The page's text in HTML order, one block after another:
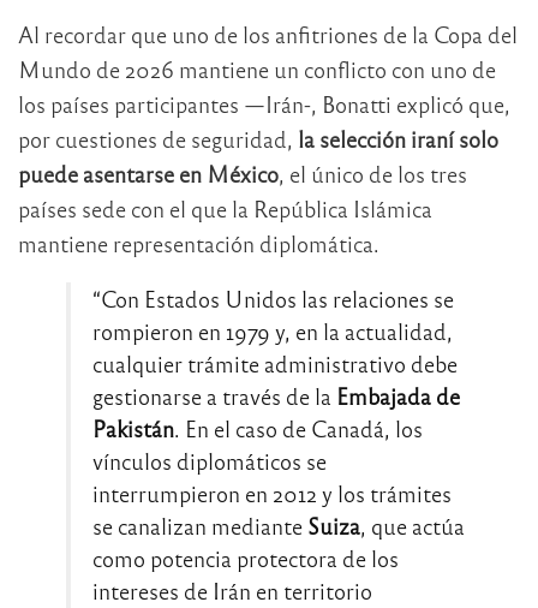
Al recordar que uno de los anfitriones de la Copa del
Mundo de 2026 mantiene un conflicto con uno de
los países participantes —Irán-, Bonatti explicó que,
por cuestiones de seguridad, la selección iraní solo
puede asentarse en México, el único de los tres
países sede con el que la República Islámica
mantiene representación diplomática.
“Con Estados Unidos las relaciones se
rompieron en 1979 y, en la actualidad,
cualquier trámite administrativo debe
gestionarse a través de la Embajada de
Pakistán. En el caso de Canadá, los
vínculos diplomáticos se
interrumpieron en 2012 y los trámites
se canalizan mediante Suiza, que actúa
como potencia protectora de los
intereses de Irán en territorio